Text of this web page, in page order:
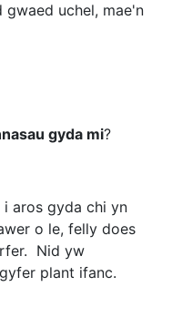
gwaed uchel, mae'n
gyda mi?
aros gyda chi yn
o le, felly does
Nid yw
plant ifanc.